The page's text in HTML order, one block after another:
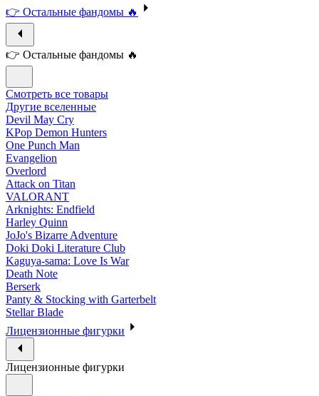
👉 Остальные фандомы 🔥
👉 Остальные фандомы 🔥
Смотреть все товары
Другие вселенные
Devil May Cry
KPop Demon Hunters
One Punch Man
Evangelion
Overlord
Attack on Titan
VALORANT
Arknights: Endfield
Harley Quinn
JoJo's Bizarre Adventure
Doki Doki Literature Club
Kaguya-sama: Love Is War
Death Note
Berserk
Panty & Stocking with Garterbelt
Stellar Blade
Лицензионные фигурки
Лицензионные фигурки